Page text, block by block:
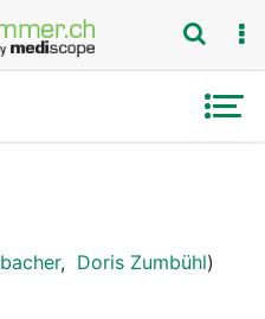
, Doris Zumbühl)